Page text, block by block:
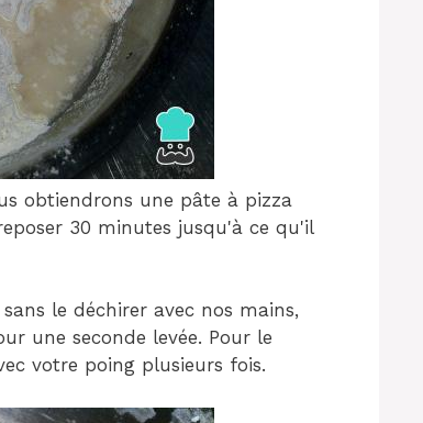
obtiendrons une pâte à pizza
30 minutes jusqu'à ce qu'il
le déchirer avec nos mains,
une seconde levée. Pour le
votre poing plusieurs fois.